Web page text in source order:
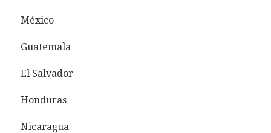
México
Guatemala
El Salvador
Honduras
Nicaragua